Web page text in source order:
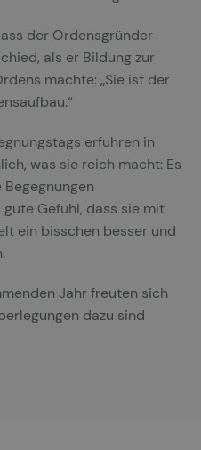
der Ordensgründer
als er Bildung zur
machte: „Sie ist der
erfuhren in
was sie reich macht: Es
Gefühl, dass sie mit
ein bisschen besser und
Jahr freuten sich
dazu sind